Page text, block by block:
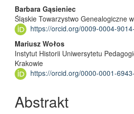
Main Article
Barbara Gąsieniec
Śląskie Towarzystwo Genealogiczne
https://orcid.org/0009-0004-
Mariusz Wołos
Instytut Historii Uniwersytetu
Krakowie
https://orcid.org/0000-0001-
Abstrakt